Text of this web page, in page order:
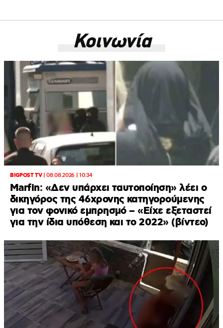
Κοινωνία
BIGPOST TV|08.08.2026 | 10:34
Marfin: «Δεν υπάρχει ταυτοποίηση» λέει ο
δικηγόρος της 46χρονης κατηγορούμενης
για τον φονικό εμπρησμό – «Είχε εξεταστεί
για την ίδια υπόθεση και το 2022» (βίντεο)